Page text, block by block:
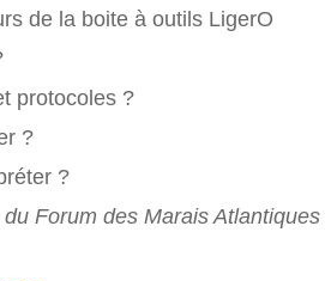
de la boite à outils LigerO
protocoles ?
?
?
Forum des Marais Atlantiques